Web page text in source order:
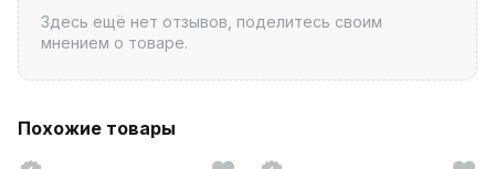
Здесь ещё нет отзывов, поделитесь своим
мнением о товаре.
Похожие товары